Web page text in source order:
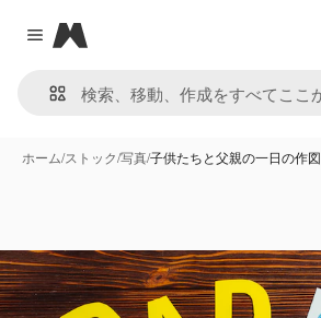
Close menu
Magnific
ホーム/ストック/写真/子供たちと父親の一日の作図